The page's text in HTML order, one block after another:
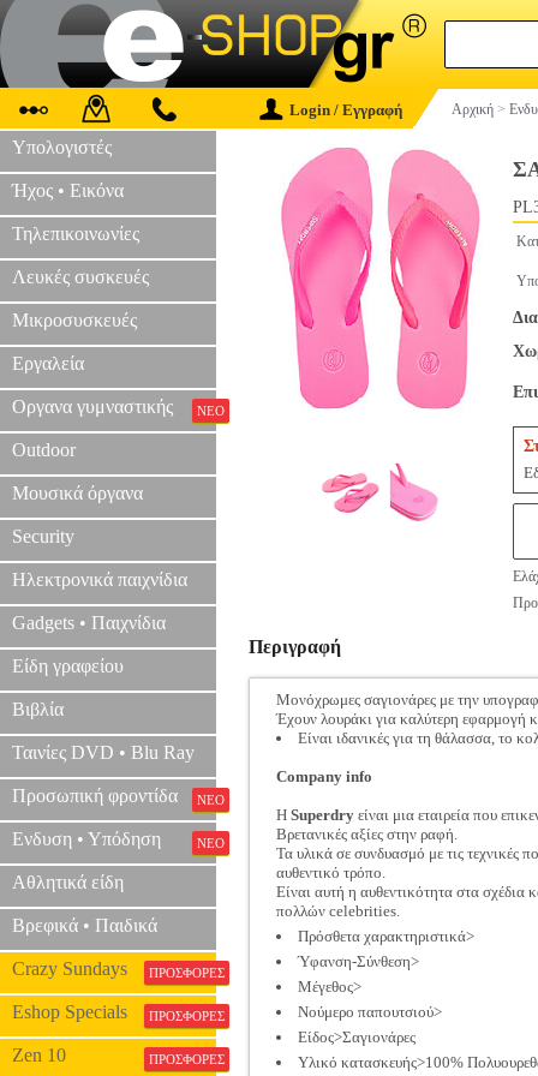
Login / Εγγραφή Αρχική >
Υπολογιστές
Ήχος • Εικόνα
Τηλεπικοινωνίες
Λευκές συσκευές
Μικροσυσκευές
Εργαλεία
Οργανα γυμναστικής ΝΕΟ
Outdoor
Μουσικά όργανα
Security
Ηλεκτρονικά παιχνίδια
Gadgets • Παιχνίδια
Είδη γραφείου
Βιβλία
Ταινίες DVD • Blu Ray
Προσωπική φροντίδα ΝΕΟ
Ενδυση • Υπόδηση ΝΕΟ
Αθλητικά είδη
Βρεφικά • Παιδικά
Crazy Sundays ΠΡΟΣΦΟΡΕΣ
Eshop Specials ΠΡΟΣΦΟΡΕΣ
Zen 10 ΠΡΟΣΦΟΡΕΣ
Περιγραφή
Μονόχρωμες σαγιονάρες με την
Έχουν λουράκι για καλύτερη εφαρμογή
Είναι ιδανικές για τη θάλασσα, το
Company info
Η Superdryείναι μια εταιρεία που
Βρετανικές αξίες στην ραφή.
Τα υλικά σε συνδυασμό με τις τεχνικές
αυθεντικό τρόπο.
Είναι αυτή η αυθεντικότητα στα σχέδια
πολλών celebrities.
Πρόσθετα χαρακτηριστικά>
Ύφανση-Σύνθεση>
Μέγεθος>
Νούμερο παπουτσιού>
Είδος>Σαγιονάρες
Υλικό κατασκευής>100%